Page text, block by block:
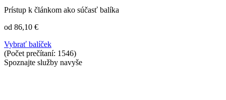
Prístup k článkom ako súčasť balíka
od 86,10 €
Vybrať balíček
(Počet prečítaní: 1546)
Spoznajte služby navyše